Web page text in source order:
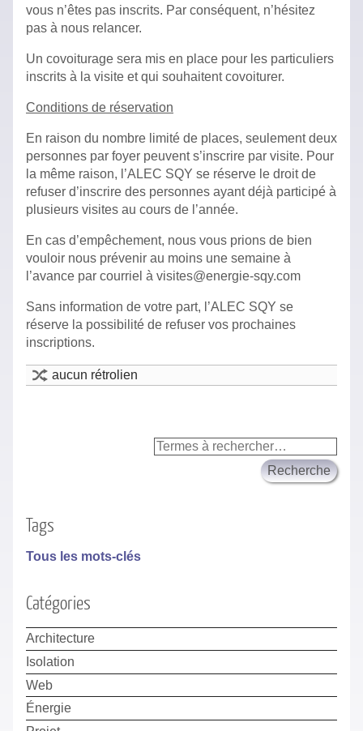
vous n’êtes pas inscrits. Par conséquent, n’hésitez
pas à nous relancer.
Un covoiturage sera mis en place pour les particuliers
inscrits à la visite et qui souhaitent covoiturer.
Conditions de réservation
En raison du nombre limité de places, seulement deux
personnes par foyer peuvent s’inscrire par visite. Pour
la même raison, l’ALEC SQY se réserve le droit de
refuser d’inscrire des personnes ayant déjà participé à
plusieurs visites au cours de l’année.
En cas d’empêchement, nous vous prions de bien
vouloir nous prévenir au moins une semaine à
l’avance par courriel à visites@energie-sqy.com
Sans information de votre part, l’ALEC SQY se
réserve la possibilité de refuser vos prochaines
inscriptions.
aucun rétrolien
Tags
Tous les mots-clés
Catégories
Architecture
Isolation
Web
Énergie